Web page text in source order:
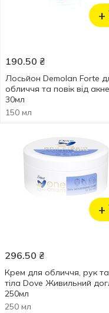
+
190.50 ₴
Лосьйон Demolan Forte
обличчя та повік від акне
30мл
150 мл
+
296.50 ₴
Крем для обличчя, рук та
тіла Dove Живильний
250мл
250 мл